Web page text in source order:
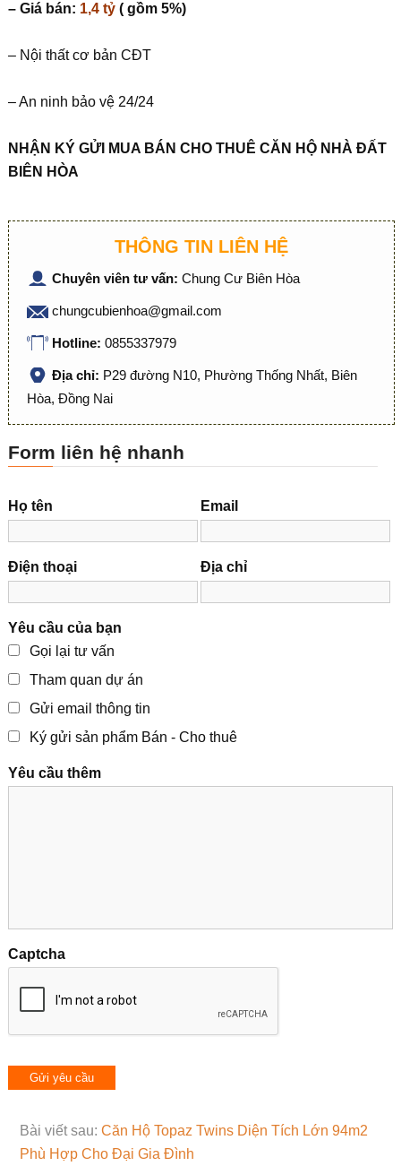
– Giá bán: 1,4 tỷ( gồm 5%)
– Nội thất cơ bản CĐT
– An ninh bảo vệ 24/24
NHẬN KÝ GỬI MUA BÁN CHO THUÊ CĂN HỘ NHÀ ĐẤT
BIÊN HÒA
THÔNG TIN LIÊN HỆ
Chuyên viên tư vấn: Chung Cư Biên Hòa
chungcubienhoa@gmail.com
Hotline: 0855337979
Địa chỉ: P29 đường N10, Phường Thống Nhất, Biên
Hòa, Đồng Nai
Form liên hệ nhanh
Họ tên Email
Điện thoại Địa chỉ
Yêu cầu của bạn
Gọi lại tư vấn
Tham quan dự án
Gửi email thông tin
Ký gửi sản phẩm Bán - Cho thuê
Yêu cầu thêm
Captcha
Bài viết sau: Căn Hộ Topaz Twins Diện Tích Lớn 94m2
Phù Hợp Cho Đại Gia Đình